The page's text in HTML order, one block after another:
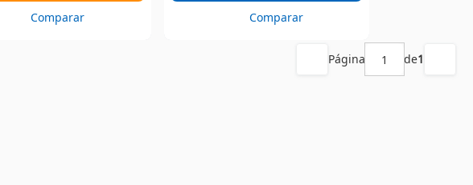
Comparar Comparar
Página de1